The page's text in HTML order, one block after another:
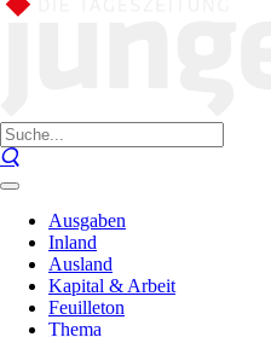
Ausgaben
Inland
Ausland
Kapital & Arbeit
Feuilleton
Thema